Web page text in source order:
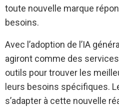
toute nouvelle marque
besoins.
Avec l’adoption de l’IA
agiront comme des
outils pour trouver les
leurs besoins spécifiques.
s’adapter à cette nouvelle